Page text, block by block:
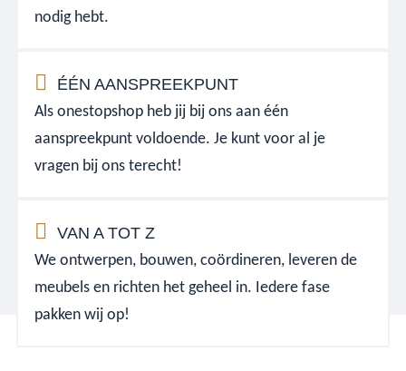
nodig hebt.
ÉÉN AANSPREEKPUNT
Als onestopshop heb jij bij ons aan één
aanspreekpunt voldoende. Je kunt voor al je
vragen bij ons terecht!
VAN A TOT Z
We ontwerpen, bouwen, coördineren, leveren de
meubels en richten het geheel in. Iedere fase
pakken wij op!